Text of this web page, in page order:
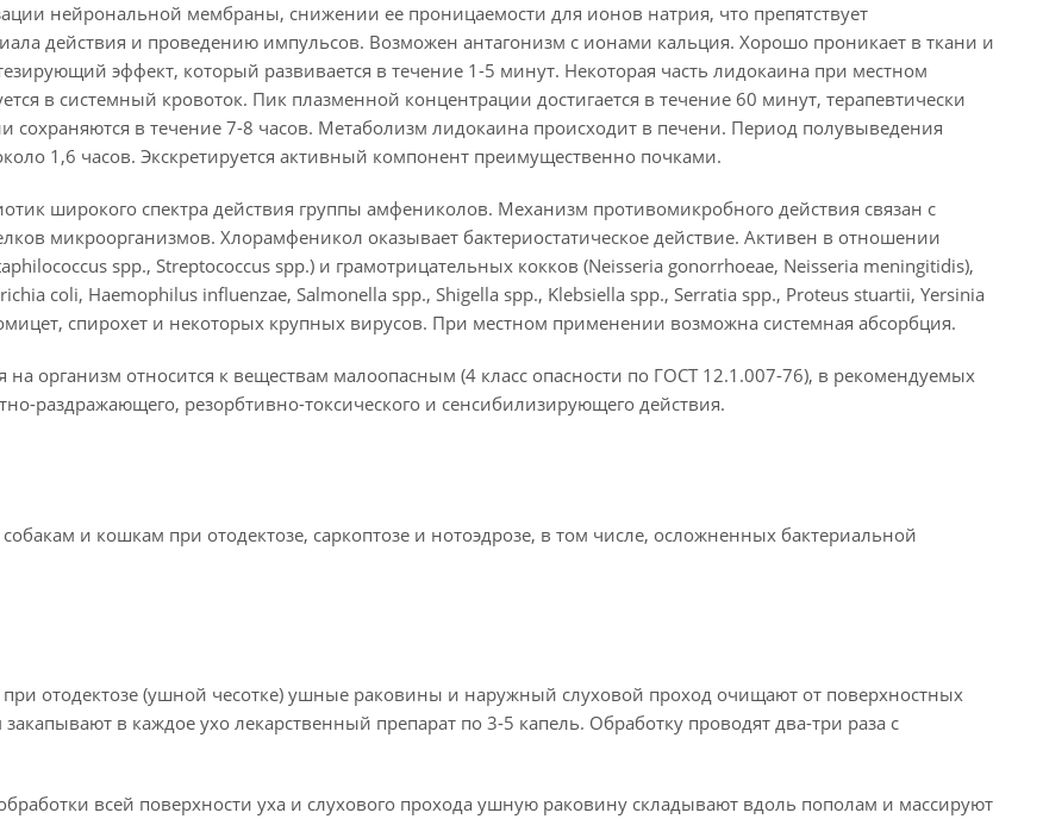
нейрональной мембраны, снижении ее проницаемости для ионов натрия, что препятствует
действия и проведению импульсов. Возможен антагонизм с ионами кальция. Хорошо проникает в ткани и
эффект, который развивается в течение 1-5 минут. Некоторая часть лидокаина при местном
в системный кровоток. Пик плазменной концентрации достигается в течение 60 минут, терапевтически
сохраняются в течение 7-8 часов. Метаболизм лидокаина происходит в печени. Период полувыведения
1,6 часов. Экскретируется активный компонент преимущественно почками.
широкого спектра действия группы амфениколов. Механизм противомикробного действия связан с
микроорганизмов. Хлорамфеникол оказывает бактериостатическое действие. Активен в отношении
spp., Streptococcus spp.) и грамотрицательных кокков (Neisseria gonorrhoeae, Neisseria meningitidis),
coli, Haemophilus influenzae, Salmonella spp., Shigella spp., Klebsiella spp., Serratia spp., Proteus stuartii, Yersinia
спирохет и некоторых крупных вирусов. При местном применении возможна системная абсорбция.
на организм относится к веществам малоопасным (4 класс опасности по ГОСТ 12.1.007-76), в рекомендуемых
раздражающего, резорбтивно-токсического и сенсибилизирующего действия.
и кошкам при отодектозе, саркоптозе и нотоэдрозе, в том числе, осложненных бактериальной
отодектозе (ушной чесотке) ушные раковины и наружный слуховой проход очищают от поверхностных
закапывают в каждое ухо лекарственный препарат по 3-5 капель. Обработку проводят два-три раза с
всей поверхности уха и слухового прохода ушную раковину складывают вдоль пополам и массируют